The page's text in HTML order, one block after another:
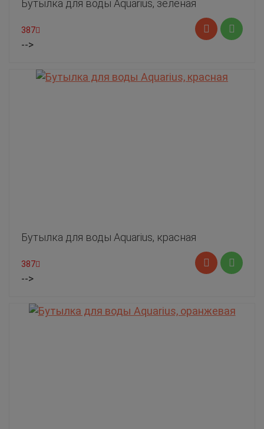
Бутылка для воды Aquarius, зеленая
387
-->
Бутылка для воды Aquarius, красная
387
-->